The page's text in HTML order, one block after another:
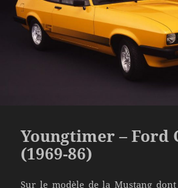
k
Youngtimer – Ford
(1969-86)
Sur le modèle de la Mustang